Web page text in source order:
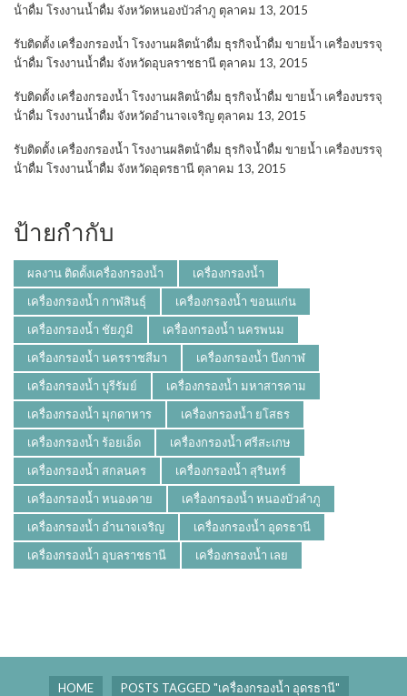
น้ําดื่ม โรงงานน้ำดื่ม จังหวัดหนองบัวลำภู ตุลาคม 13, 2015
รับติดตั้ง เครื่องกรองน้ำ โรงงานผลิตน้ําดื่ม ธุรกิจน้ำดื่ม ขายน้ำ เครื่องบรรจุ
น้ําดื่ม โรงงานน้ำดื่ม จังหวัดอุบลราชธานี ตุลาคม 13, 2015
รับติดตั้ง เครื่องกรองน้ำ โรงงานผลิตน้ําดื่ม ธุรกิจน้ำดื่ม ขายน้ำ เครื่องบรรจุ
น้ําดื่ม โรงงานน้ำดื่ม จังหวัดอำนาจเจริญ ตุลาคม 13, 2015
รับติดตั้ง เครื่องกรองน้ำ โรงงานผลิตน้ําดื่ม ธุรกิจน้ำดื่ม ขายน้ำ เครื่องบรรจุ
น้ําดื่ม โรงงานน้ำดื่ม จังหวัดอุดรธานี ตุลาคม 13, 2015
ป้ายกำกับ
ผลงาน ติดตั้งเครื่องกรองน้ำ
เครื่องกรองน้ำ
เครื่องกรองน้ำ กาฬสินธุ์
เครื่องกรองน้ำ ขอนแก่น
เครื่องกรองน้ำ ชัยภูมิ
เครื่องกรองน้ำ นครพนม
เครื่องกรองน้ำ นครราชสีมา
เครื่องกรองน้ำ บึงกาฬ
เครื่องกรองน้ำ บุรีรัมย์
เครื่องกรองน้ำ มหาสารคาม
เครื่องกรองน้ำ มุกดาหาร
เครื่องกรองน้ำ ยโสธร
เครื่องกรองน้ำ ร้อยเอ็ด
เครื่องกรองน้ำ ศรีสะเกษ
เครื่องกรองน้ำ สกลนคร
เครื่องกรองน้ำ สุรินทร์
เครื่องกรองน้ำ หนองคาย
เครื่องกรองน้ำ หนองบัวลำภู
เครื่องกรองน้ำ อำนาจเจริญ
เครื่องกรองน้ำ อุดรธานี
เครื่องกรองน้ำ อุบลราชธานี
เครื่องกรองน้ำ เลย
HOME POSTS TAGGED "เครื่องกรองน้ำ อุดรธานี"